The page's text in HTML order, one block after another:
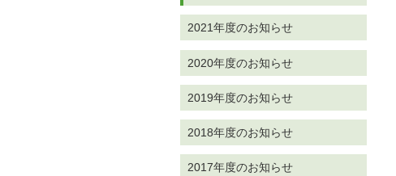
2021年度のお知らせ
2020年度のお知らせ
2019年度のお知らせ
2018年度のお知らせ
2017年度のお知らせ